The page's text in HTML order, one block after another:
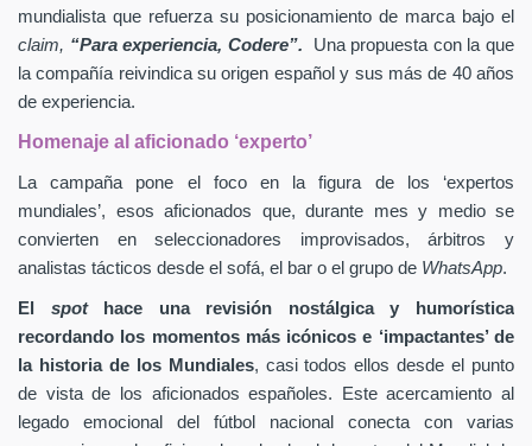
mundialista que refuerza su posicionamiento de marca bajo el
claim, “Para experiencia, Codere”.
Una propuesta con la que
la compañía reivindica su origen español y sus más de 40 años
de experiencia.
Homenaje al aficionado ‘experto’
La campaña pone el foco en la figura de los ‘expertos
mundiales’, esos aficionados que, durante mes y medio se
convierten en seleccionadores improvisados, árbitros y
analistas tácticos desde el sofá, el bar o el grupo de WhatsApp.
El spothace una revisión nostálgica y humorística
recordando los momentos más icónicos e ‘impactantes’ de
la historia de los Mundiales, casi todos ellos desde el punto
de vista de los aficionados españoles. Este acercamiento al
legado emocional del fútbol nacional conecta con varias